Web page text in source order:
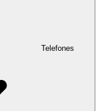
Telefones